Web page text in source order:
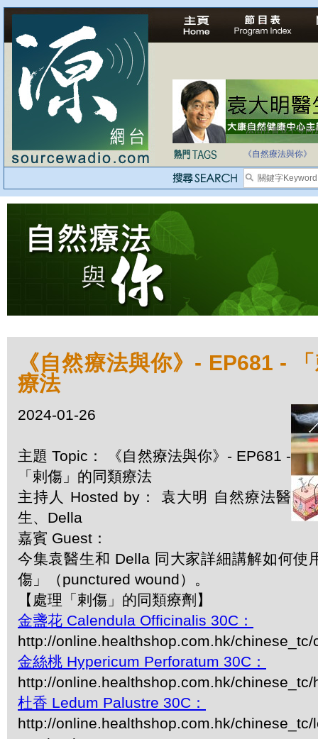
法治社會並不等同
《自然療法與你》
《自然療法與你》- EP681 -
療法
2024-01-26
主題 Topic： 《自然療法與你》- EP681 -
「剌傷」的同類療法
主持人 Hosted by： 袁大明 自然療法醫
生、Della
嘉賓 Guest：
今集袁醫生和 Della 同大家詳細講解如何使
傷」（punctured wound）。
【處理「剌傷」的同類療劑】
金盞花 Calendula Officinalis 30C：
http://online.healthshop.com.hk/
金絲桃 Hypericum Perforatum 30C：
http://online.healthshop.com.hk/
杜香 Ledum Palustre 30C：
http://online.healthshop.com.hk/